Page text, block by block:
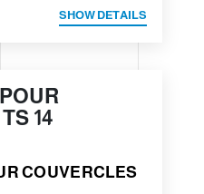
SHOW DETAILS
14
COUVERCLES